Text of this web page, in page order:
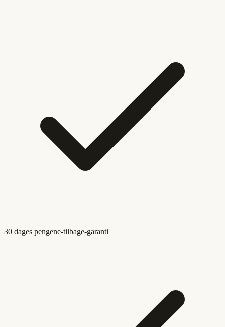
30 dages pengene-tilbage-garanti